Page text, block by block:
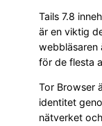
Tails 7.8
är en viktig
webbläsaren
för de flesta
Tor Browser
identitet
nätverket